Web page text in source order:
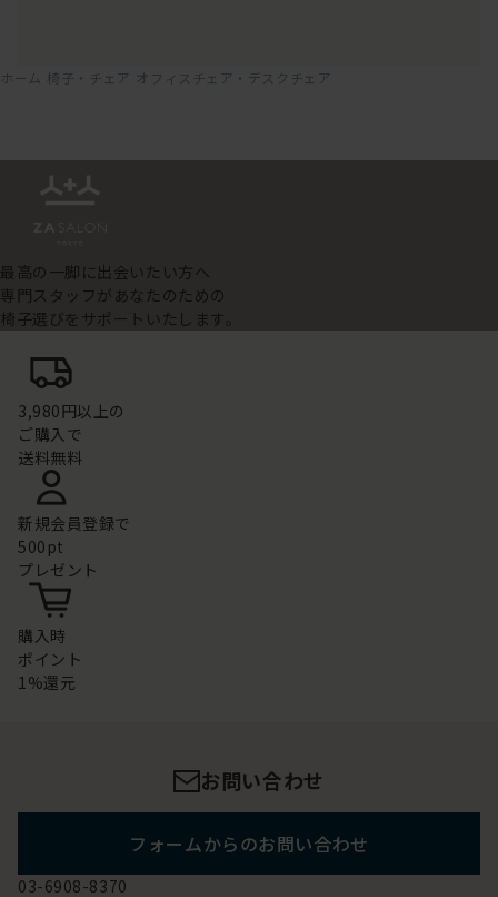
ホーム 椅子・チェア オフィスチェア・デスクチェア
最高の一脚に出会いたい方へ
専門スタッフがあなたのための
椅子選びをサポートいたします。
3,980円以上の
ご購入で
送料無料
新規会員登録で
500pt
プレゼント
購入時
ポイント
1%還元
お問い合わせ
フォームからのお問い合わせ
03-6908-8370